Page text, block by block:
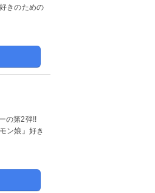
きのための
の第2弾!!
ン娘』好き